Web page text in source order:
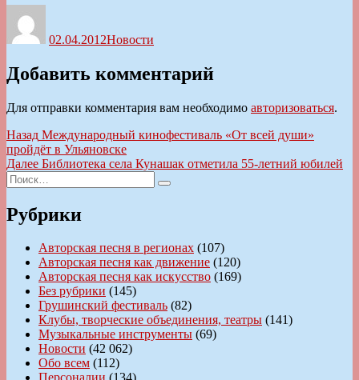
02.04.2012Новости
Добавить комментарий
Для отправки комментария вам необходимо авторизоваться.
Навигация
по
записям
Назад Предыдущая
запись:
Международный кинофестиваль «От всей души»
пройдёт в Ульяновске
Далее Следующая
Библиотека села Кунашак отметила 55-летний юбилей
Искать:
Поиск
Рубрики
Авторская песня в регионах (107)
Авторская песня как движение (120)
Авторская песня как искусство (169)
Без рубрики (145)
Грушинский фестиваль (82)
Клубы, творческие объединения, театры (141)
Музыкальные инструменты (69)
Новости (42 062)
Обо всем (112)